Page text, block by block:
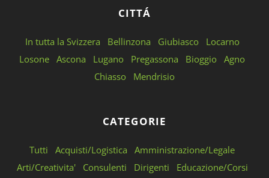
CITTÁ
In tutta la Svizzera Bellinzona Giubiasco
Locarno
Losone Ascona Lugano Pregassona Bioggio Agno
Chiasso
Mendrisio
CATEGORIE
Tutti Acquisti/Logistica
Amministrazione/Legale
Arti/Creativita'
Consulenti Dirigenti
Educazione/Corsi